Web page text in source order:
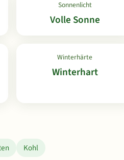
Sonnenlicht
Volle Sonne
Winterhärte
Winterhart
Kohl